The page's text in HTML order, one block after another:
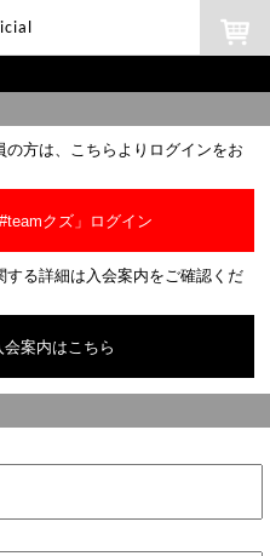
方は、こちらよりログインをお
クズ」ログイン
る詳細は入会案内をご確認くだ
会案内はこちら